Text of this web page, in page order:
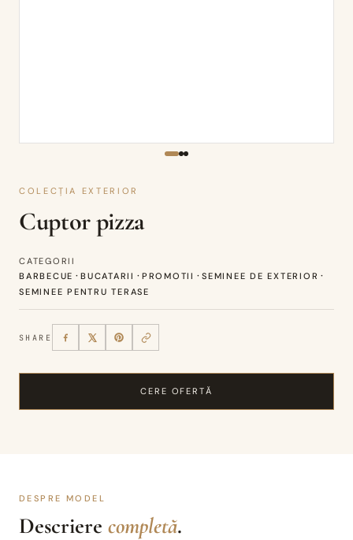
COLECȚIA EXTERIOR
Cuptor pizza
CATEGORII
BARBECUE ·BUCATARII · PROMOTII ·SEMINEE DE EXTERIOR ·
SEMINEE PENTRU TERASE
SHARE
CERE OFERTĂ
DESPRE MODEL
Descriere completă.